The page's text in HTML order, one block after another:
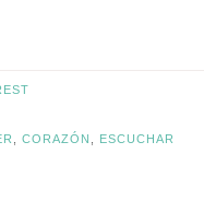
CORAZÓN ESCUCHAR